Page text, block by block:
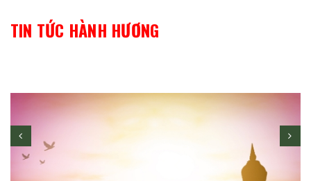
TIN TỨC HÀNH HƯƠNG